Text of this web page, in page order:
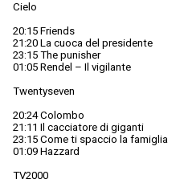
Cielo
20:15 Friends
21:20 La cuoca del presidente
23:15 The punisher
01:05 Rendel – Il vigilante
Twentyseven
20:24 Colombo
21:11 Il cacciatore di giganti
23:15 Come ti spaccio la famiglia
01:09 Hazzard
TV2000